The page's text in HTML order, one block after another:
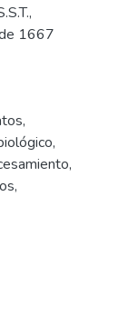
1667
,
,
,
,